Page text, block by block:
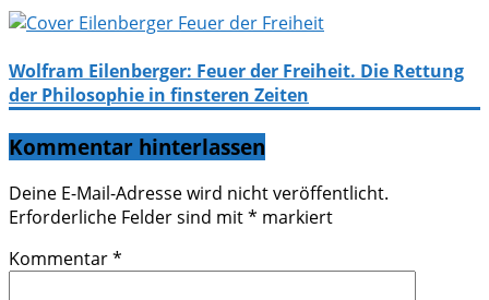
Wolfram Eilenberger: Feuer der Freiheit. Die Rettung
der Philosophie in finsteren Zeiten
Kommentar hinterlassen
Deine E-Mail-Adresse wird nicht veröffentlicht.
Erforderliche Felder sind mit* markiert
Kommentar*